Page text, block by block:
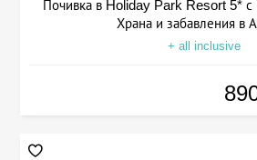
Почивка в Holiday Park Resort 5*
Храна и забавления в
+ all inclusive